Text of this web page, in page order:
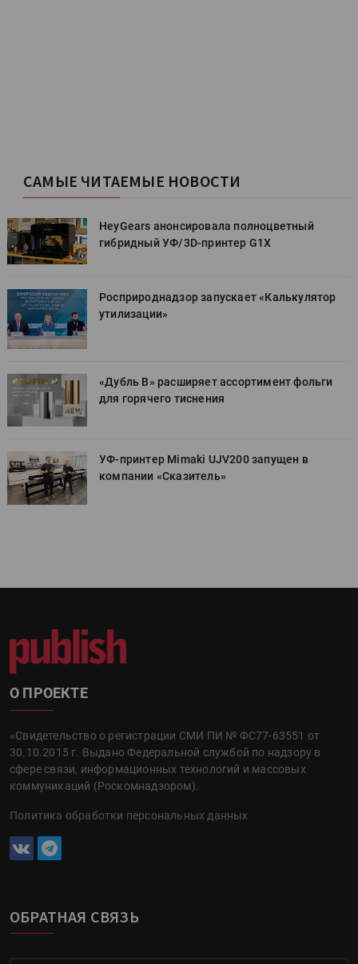
САМЫЕ ЧИТАЕМЫЕ НОВОСТИ
HeyGears анонсировала полноцветный
гибридный УФ/3D-принтер G1X
Росприроднадзор запускает «Калькулятор
утилизации»
«Дубль В» расширяет ассортимент фольги
для горячего тиснения
УФ-принтер Mimaki UJV200 запущен в
компании «Сказитель»
О ПРОЕКТЕ
«Свидетельство о регистрации СМИ ПИ № ФС77-63551 от
30.10.2015 г. Выдано Федеральной службой по надзору в
сфере связи, информационных технологий и массовых
коммуникаций (Роскомнадзором).
Политика обработки персональных данных
ОБРАТНАЯ СВЯЗЬ